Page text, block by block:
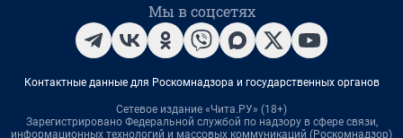
Мы в соцсетях
Контактные данные для Роскомнадзора и государственных органов
Сетевое издание «Чита.РУ» (18+)
Зарегистрировано Федеральной службой по надзору в сфере связи,
информационных технологий и массовых коммуникаций (Роскомнадзор)